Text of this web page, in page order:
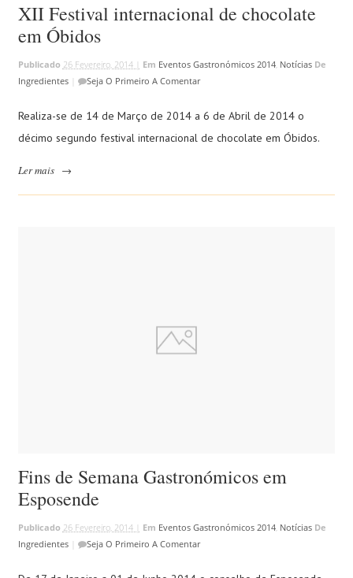
XII Festival internacional de chocolate
em Óbidos
Publicado 26 Fevereiro, 2014 | Em Eventos Gastronómicos 2014, Notícias De
Ingredientes| Seja O Primeiro A Comentar
Realiza-se de 14 de Março de 2014 a 6 de Abril de 2014 o
décimo segundo festival internacional de chocolate em Óbidos.
Ler mais →
Fins de Semana Gastronómicos em
Esposende
Publicado 26 Fevereiro, 2014 | Em Eventos Gastronómicos 2014, Notícias De
Ingredientes| Seja O Primeiro A Comentar